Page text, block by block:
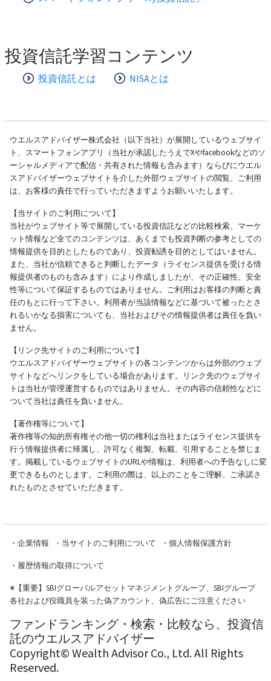
投資信託学習コンテンツ
投資信託とは NISAとは
ウエルスアドバイザー株式会社（以下当社）が展開しているウェブサイ
ト、スマートフォンアプリ（当社が承認したうえでXやfacebookなどのソ
ーシャルメディアで配信・共有された情報も含みます）ならびにウエル
スアドバイザーウェブサイトを介した外部ウェブサイトの閲覧、ご利用
は、お客様の責任で行っていただきますようお願いいたします。
【当サイトのご利用について】
当社がウェブサイト等で展開している投資信託などの比較検索、マーケ
ット情報など全てのコンテンツは、あくまでも投資判断の参考としての
情報提供を目的としたものであり、投資勧誘を目的としてはいません。
また、当社が信頼できると判断したデータ（ライセンス提供を受ける情
報提供者のものも含みます）により作成しましたが、その正確性、安全
性等について保証するものではありません。ご利用はお客様の判断と責
任のもとに行って下さい。利用者が当該情報などに基づいて被ったとさ
れるいかなる損害についても、当社およびその情報提供者は責任を負い
ません。
【リンク先サイトのご利用について】
ウエルスアドバイザーウェブサイトの各コンテンツからは外部のウェブ
サイトなどへリンクをしている場合があります。リンク先のウェブサイ
トは当社が管理運営するものではありません。その内容の信頼性などに
ついて当社は責任を負いません。
【著作権等について】
著作権等の知的所有権その他一切の権利は当社またはライセンス提供を
行う情報提供者に帰属し、許可なく複製、転載、引用することを禁じま
す。掲載しているウェブサイトのURLや情報は、利用者への予告なしに変
更できるものとします。ご利用の際は、以上のことをご理解、ご承諾さ
れたものとさせていただきます。
・ 企業情報 ・ 当サイトのご利用について ・ 個人情報保護方針
・ 履歴情報の取得について
※【重要】SBIグローバルアセットマネジメントグループ、SBIグループ
各社および役職員を装った偽アカウント、偽広告にご注意ください
ファンドランキング・検索・比較なら、投資信
託のウエルスアドバイザー
Copyright© Wealth Advisor Co., Ltd. All Rights
Reserved.